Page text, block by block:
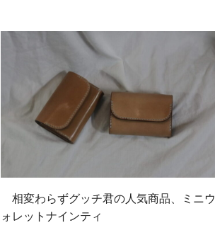
相変わらずグッチ君の人気商品、ミニウ
ォレットナインティ